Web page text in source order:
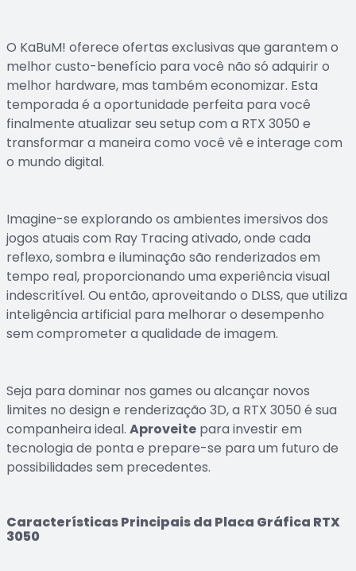
O KaBuM! oferece ofertas exclusivas que garantem o
melhor custo-benefício para você não só adquirir o
melhor hardware, mas também economizar. Esta
temporada é a oportunidade perfeita para você
finalmente atualizar seu setup com a RTX 3050 e
transformar a maneira como você vê e interage com
o mundo digital.
Imagine-se explorando os ambientes imersivos dos
jogos atuais com Ray Tracing ativado, onde cada
reflexo, sombra e iluminação são renderizados em
tempo real, proporcionando uma experiência visual
indescritível. Ou então, aproveitando o DLSS, que utiliza
inteligência artificial para melhorar o desempenho
sem comprometer a qualidade de imagem.
Seja para dominar nos games ou alcançar novos
limites no design e renderização 3D, a RTX 3050 é sua
companheira ideal. Aproveite para investir em
tecnologia de ponta e prepare-se para um futuro de
possibilidades sem precedentes.
Características Principais da Placa Gráfica RTX
3050